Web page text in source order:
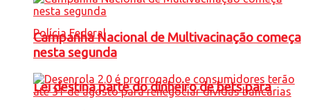
Lei destina parte do dinheiro de bets para
Campanha Nacional de Multivacinação começa
nesta segunda